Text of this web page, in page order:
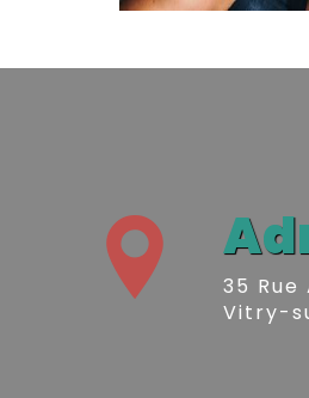
35 Rue Ampère, 94400
Vitry-